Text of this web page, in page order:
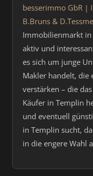
besserimmo GbR |
B.Bruns &
Immobilienmarkt
aktiv und
es sich um junge
Makler handelt, die
verstärken – die
Käufer in Templin
und eventuell
in Templin sucht,
in die engere Wahl